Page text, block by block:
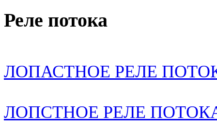
Реле потока
ЛОПАСТНОЕ РЕЛЕ
ЛОПСТНОЕ РЕЛЕ ПОТОКА